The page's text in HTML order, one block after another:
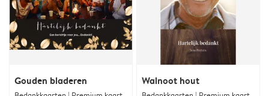
Gouden bladeren Walnoot hout